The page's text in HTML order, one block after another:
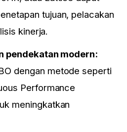
tujuan, pelacakan
kinerja.
pendekatan modern:
dengan metode seperti
Performance
meningkatkan